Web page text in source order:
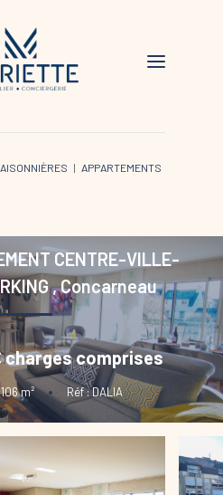
APPARTEMENTS
CENTRE-VILLE-
,Concarneau
charges comprises
106m² • Réf : DALIA